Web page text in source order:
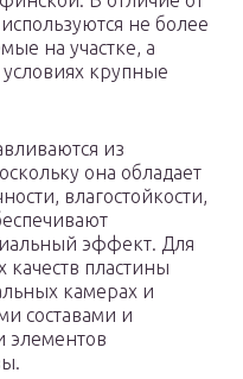
не более
на участке, а
крупные
из
она обладает
влагостойкости,
эффект. Для
пластины
камерах и
составами и
элементов